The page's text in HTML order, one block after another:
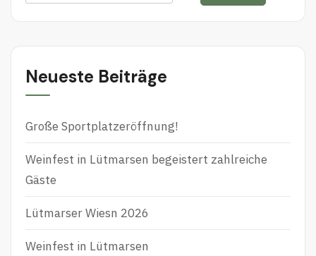
Neueste Beiträge
Große Sportplatzeröffnung!
Weinfest in Lütmarsen begeistert zahlreiche
Gäste
Lütmarser Wiesn 2026
Weinfest in Lütmarsen